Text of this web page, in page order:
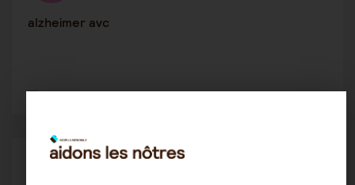
alzheimer avc
3 4613
Maintien à domicile